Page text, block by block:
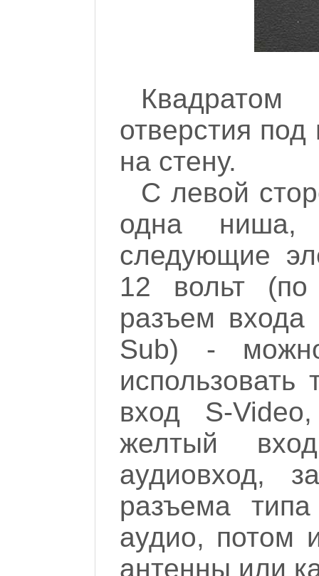
отверстия
на стену.
С левой
одна ниша,
следующие
12 вольт (по
разъем входа
Sub) -
использовать
вход S-
желтый
аудиовход,
разъема
аудио, потом
антенны или